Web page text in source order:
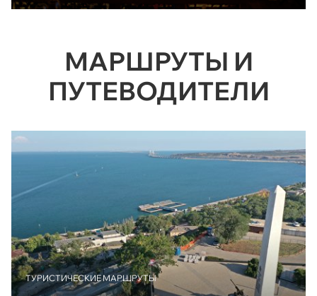
МАРШРУТЫ И
ПУТЕВОДИТЕЛИ
ТУРИСТИЧЕСКИЕ МАРШРУТЫ